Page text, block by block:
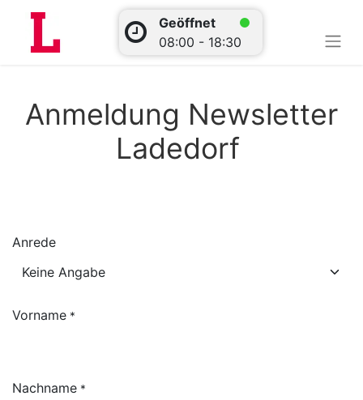
Geöffnet
08:00 - 18:30
Anmeldung Newsletter
Ladedorf
Anrede
Vorname *
Nachname *